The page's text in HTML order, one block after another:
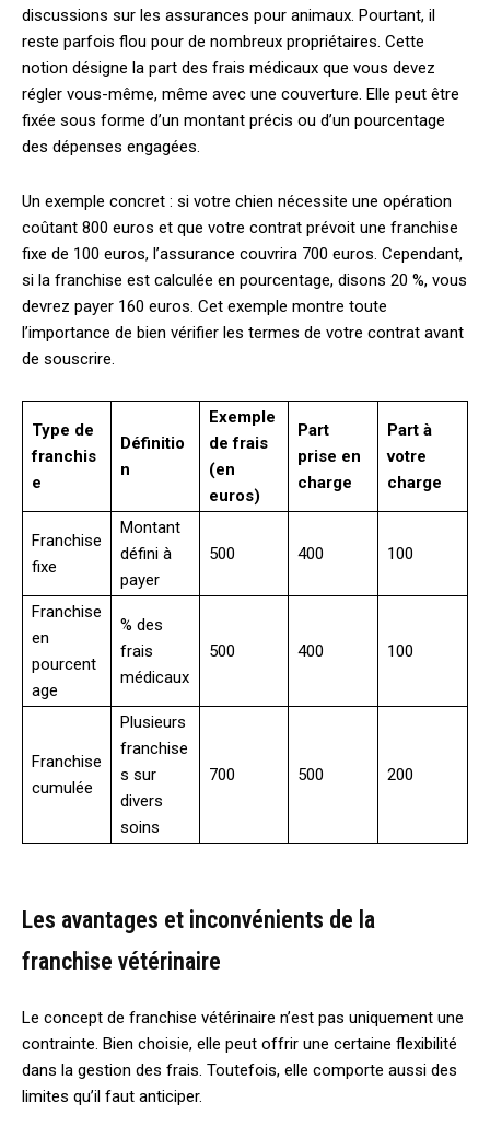
discussions sur les assurances pour animaux. Pourtant, il
reste parfois flou pour de nombreux propriétaires. Cette
notion désigne la part des frais médicaux que vous devez
régler vous-même, même avec une couverture. Elle peut être
fixée sous forme d’un montant précis ou d’un pourcentage
des dépenses engagées.
Un exemple concret : si votre chien nécessite une opération
coûtant 800 euros et que votre contrat prévoit une franchise
fixe de 100 euros, l’assurance couvrira 700 euros. Cependant,
si la franchise est calculée en pourcentage, disons 20 %, vous
devrez payer 160 euros. Cet exemple montre toute
l’importance de bien vérifier les termes de votre contrat avant
de souscrire.
Type de
franchis
e
Définitio
n
Exemple
de frais
(en
euros)
Part
prise en
charge
Part à
votre
charge
Franchise
fixe
Montant
défini à
payer
500 400 100
Franchise
en
pourcent
age
% des
frais
médicaux
500 400 100
Franchise
cumulée
Plusieurs
franchise
s sur
divers
soins
700 500 200
Les avantages et inconvénients de la
franchise vétérinaire
Le concept de franchise vétérinaire n’est pas uniquement une
contrainte. Bien choisie, elle peut offrir une certaine flexibilité
dans la gestion des frais. Toutefois, elle comporte aussi des
limites qu’il faut anticiper.